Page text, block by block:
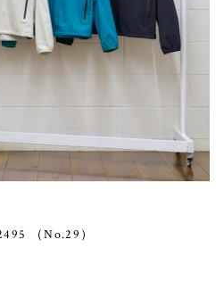
（No.29）